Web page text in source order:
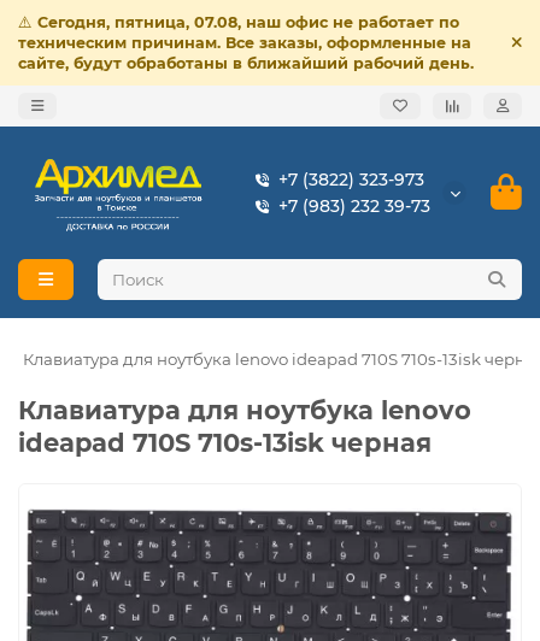
⚠️ Сегодня, пятница, 07.08, наш офис не работает по
техническим причинам. Все заказы, оформленные на
сайте, будут обработаны в ближайший рабочий день.
+7 (3822) 323-973
+7 (983) 232 39-73
Клавиатура для ноутбука lenovo ideapad 710S 710s-13isk
Клавиатура для ноутбука lenovo
ideapad 710S 710s-13isk черная